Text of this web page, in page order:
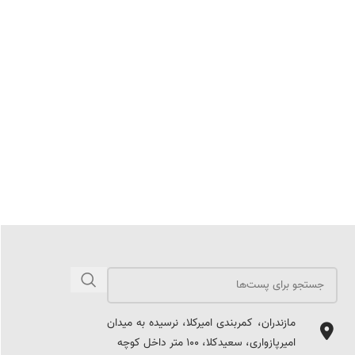
مازندران، کمربندی امیرکلا، نرسیده به میدان
امیرپازواری، سعیدکلا، 100 متر داخل کوچه